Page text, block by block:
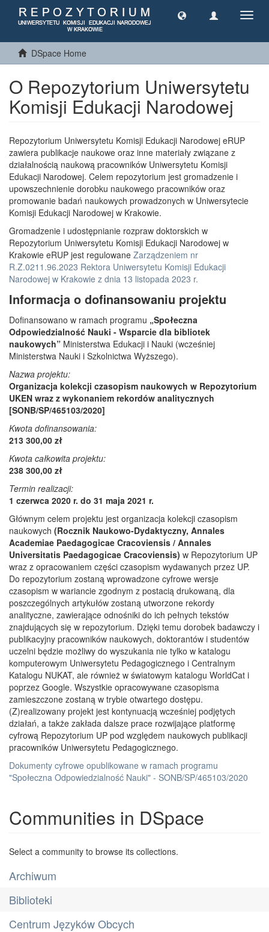
DSpace Home
O Repozytorium Uniwersytetu
Komisji Edukacji Narodowej
Repozytorium Uniwersytetu Komisji Edukacji Narodowej eRUP
zawiera publikacje naukowe oraz inne materiały związane z
działalnością naukową pracowników Uniwersytetu Komisji
Edukacji Narodowej. Celem repozytorium jest gromadzenie i
upowszechnienie dorobku naukowego pracowników oraz
promowanie badań naukowych prowadzonych w Uniwersytecie
Komisji Edukacji Narodowej w Krakowie.
Gromadzenie i udostępnianie rozpraw doktorskich w
Repozytorium Uniwersytetu Komisji Edukacji Narodowej w
Krakowie eRUP jest regulowane Zarządzeniem nr
R.Z.0211.96.2023 Rektora Uniwersytetu Komisji Edukacji
Narodowej w Krakowie z dnia 13 listopada 2023 r.
Informacja o dofinansowaniu projektu
Dofinansowano w ramach programu „Społeczna
Odpowiedzialność Nauki - Wsparcie dla bibliotek
naukowych” Ministerstwa Edukacji i Nauki (wcześniej
Ministerstwa Nauki i Szkolnictwa Wyższego).
Nazwa projektu:
Organizacja kolekcji czasopism naukowych w Repozytorium
UKEN wraz z wykonaniem rekordów analitycznych
[SONB/SP/465103/2020]
Kwota dofinansowania:
213 300,00 zł
Kwota całkowita projektu:
238 300,00 zł
Termin realizacji:
1 czerwca 2020 r. do 31 maja 2021 r.
Głównym celem projektu jest organizacja kolekcji czasopism
naukowych (Rocznik Naukowo-Dydaktyczny, Annales
Academiae Paedagogicae Cracoviensis / Annales
Universitatis Paedagogicae Cracoviensis) w Repozytorium UP
wraz z opracowaniem części czasopism wydawanych przez UP.
Do repozytorium zostaną wprowadzone cyfrowe wersje
czasopism w wariancie zgodnym z postacią drukowaną, dla
poszczególnych artykułów zostaną utworzone rekordy
analityczne, zawierające odnośniki do ich pełnych tekstów
znajdujących się w repozytorium. Dzięki temu dorobek badawczy i
publikacyjny pracowników naukowych, doktorantów i studentów
uczelni będzie możliwy do wyszukania nie tylko w katalogu
komputerowym Uniwersytetu Pedagogicznego i Centralnym
Katalogu NUKAT, ale również w światowym katalogu WorldCat i
poprzez Google. Wszystkie opracowywane czasopisma
zamieszczone zostaną w trybie otwartego dostępu.
(Z)realizowany projekt jest kontynuacją wcześniej podjętych
działań, a także zakłada dalsze prace rozwijające platformę
cyfrową Repozytorium UP pod względem naukowych publikacji
pracowników Uniwersytetu Pedagogicznego.
Dokumenty cyfrowe opublikowane w ramach programu
"Społeczna Odpowiedzialność Nauki" - SONB/SP/465103/2020
Communities in DSpace
Select a community to browse its collections.
Archiwum
Biblioteki
Centrum Języków Obcych